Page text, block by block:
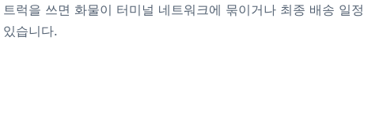
럭을 쓰면 화물이 터미널 네트워크에 묶이거나 최종 배송 일정
습니다.